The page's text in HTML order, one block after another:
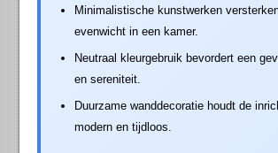
Minimalistische kunstwerken
evenwicht in een kamer.
Neutraal kleurgebruik bevordert een
en sereniteit.
Duurzame wanddecoratie houdt de
modern en tijdloos.